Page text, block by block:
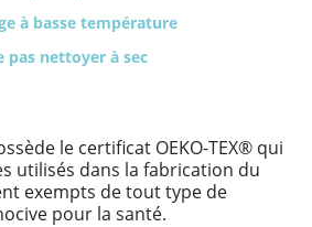
à basse température
pas nettoyer à sec
le certificat OEKO-TEX® qui
utilisés dans la fabrication du
exempts de tout type de
pour la santé.